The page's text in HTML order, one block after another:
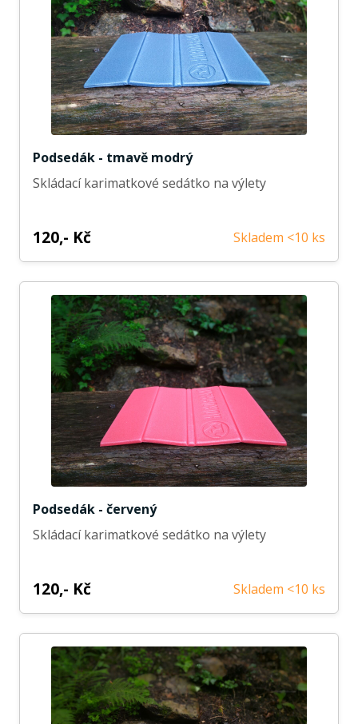
Podsedák - tmavě modrý
Skládací karimatkové sedátko na výlety
120,- Kč Skladem <10 ks
Podsedák - červený
Skládací karimatkové sedátko na výlety
120,- Kč Skladem <10 ks